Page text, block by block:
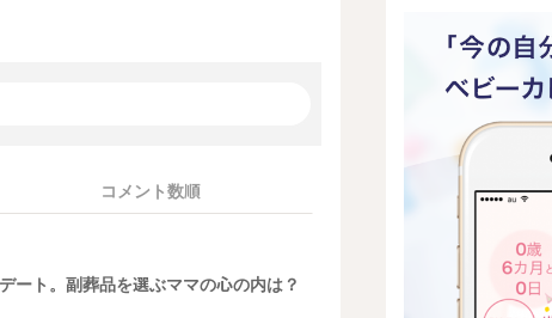
コメント数順
ート。副葬品を選ぶママの心の内は？